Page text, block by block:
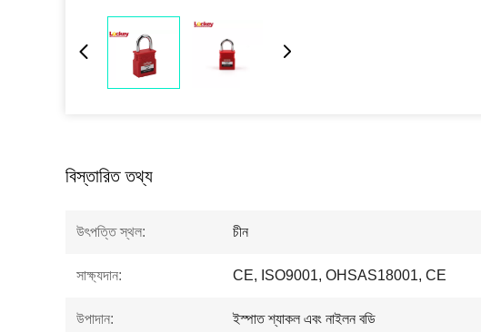
বিস্তারিত তথ্য
উৎপত্তি স্থল: চীন
সাক্ষ্যদান: CE, ISO9001, OHSAS18001, CE
উপাদান: ইস্পাত শ্যাকল এবং নাইলন বডি